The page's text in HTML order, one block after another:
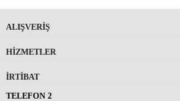
ALIŞVERİŞ
HİZMETLER
İRTİBAT
TELEFON 2